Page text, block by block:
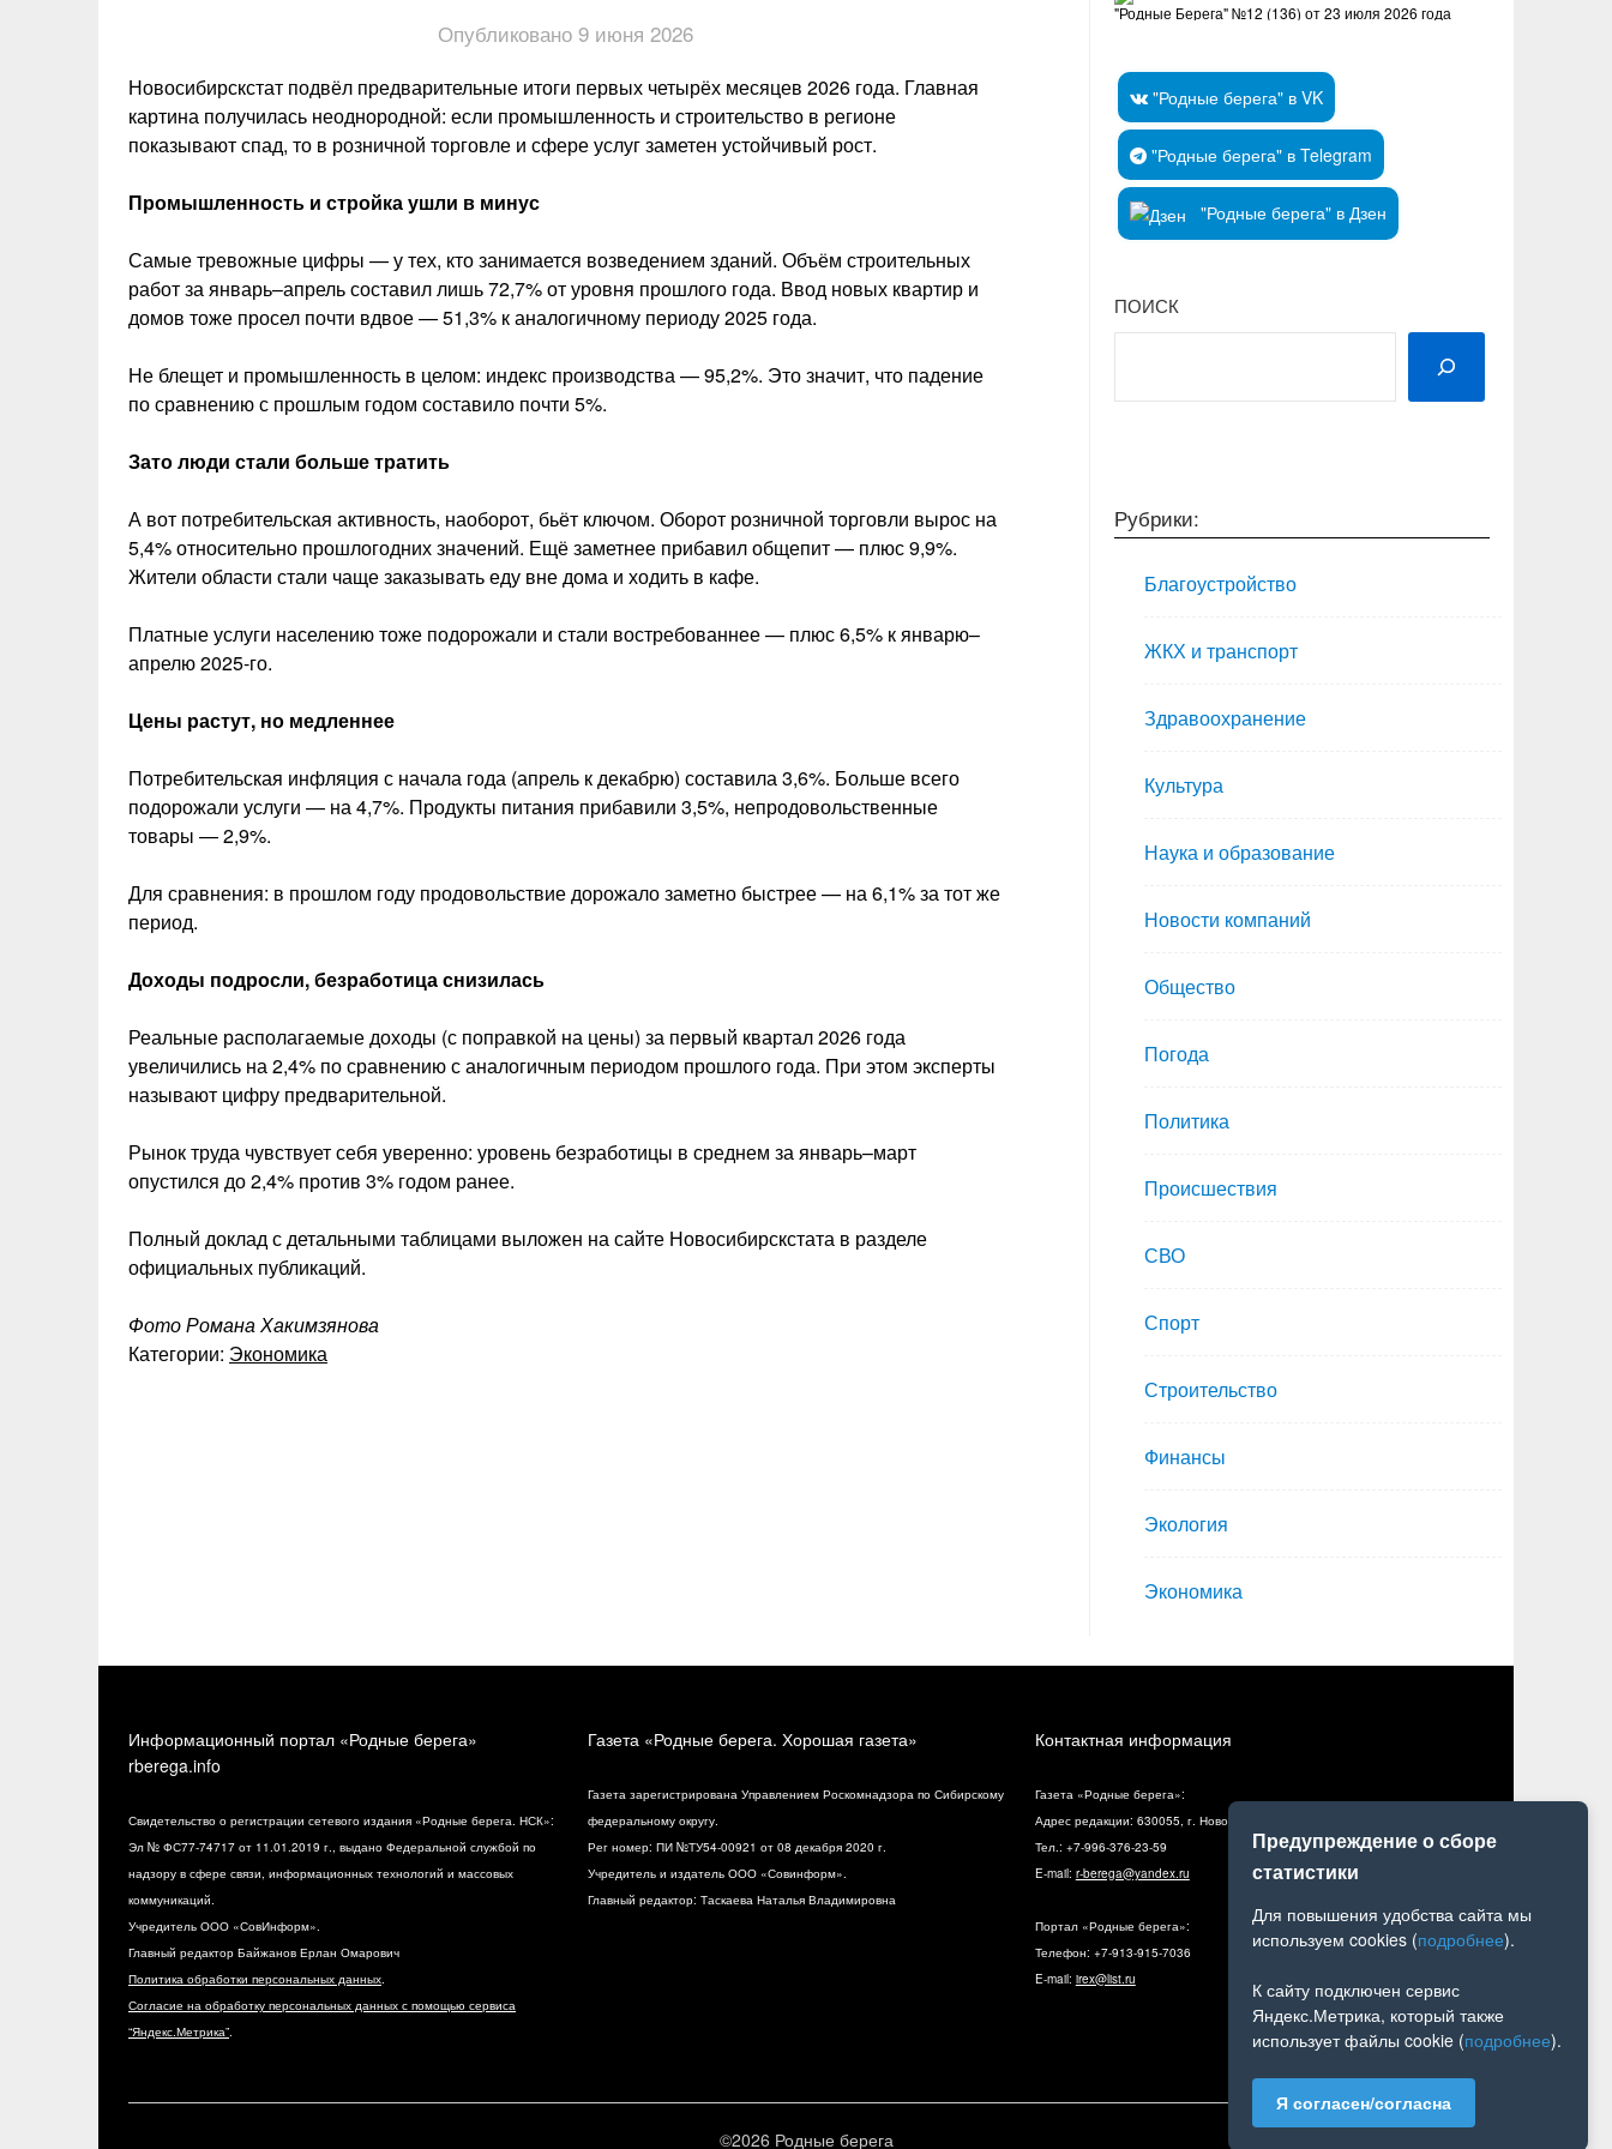
Опубликовано 9 июня 2026
Новосибирскстат подвёл предварительные итоги первых четырёх месяцев 2026 года. Главная
картина получилась неоднородной: если промышленность и строительство в регионе
показывают спад, то в розничной торговле и сфере услуг заметен устойчивый рост.
Промышленность и стройка ушли в минус
Самые тревожные цифры — у тех, кто занимается возведением зданий. Объём строительных
работ за январь–апрель составил лишь 72,7% от уровня прошлого года. Ввод новых квартир и
домов тоже просел почти вдвое — 51,3% к аналогичному периоду 2025 года.
Не блещет и промышленность в целом: индекс производства — 95,2%. Это значит, что падение
по сравнению с прошлым годом составило почти 5%.
Зато люди стали больше тратить
А вот потребительская активность, наоборот, бьёт ключом. Оборот розничной торговли вырос на
5,4% относительно прошлогодних значений. Ещё заметнее прибавил общепит — плюс 9,9%.
Жители области стали чаще заказывать еду вне дома и ходить в кафе.
Платные услуги населению тоже подорожали и стали востребованнее — плюс 6,5% к январю–
апрелю 2025‑го.
Цены растут, но медленнее
Потребительская инфляция с начала года (апрель к декабрю) составила 3,6%. Больше всего
подорожали услуги — на 4,7%. Продукты питания прибавили 3,5%, непродовольственные
товары — 2,9%.
Для сравнения: в прошлом году продовольствие дорожало заметно быстрее — на 6,1% за тот же
период.
Доходы подросли, безработица снизилась
Реальные располагаемые доходы (с поправкой на цены) за первый квартал 2026 года
увеличились на 2,4% по сравнению с аналогичным периодом прошлого года. При этом эксперты
называют цифру предварительной.
Рынок труда чувствует себя уверенно: уровень безработицы в среднем за январь–март
опустился до 2,4% против 3% годом ранее.
Полный доклад с детальными таблицами выложен на сайте Новосибирскстата в разделе
официальных публикаций.
Фото Романа Хакимзянова
Категории: Экономика
"Родные Берега" №12 (136) от 23 июля 2026 года
"Родные берега" в VK
"Родные берега" в Telegram
"Родные берега" в Дзен
ПОИСК
Рубрики:
Благоустройство
ЖКХ и транспорт
Здравоохранение
Культура
Наука и образование
Новости компаний
Общество
Погода
Политика
Происшествия
СВО
Спорт
Строительство
Финансы
Экология
Экономика
Информационный портал «Родные берега»
rberega.info
Свидетельство о регистрации сетевого издания «Родные берега. НСК»:
Эл № ФС77-74717 от 11.01.2019 г., выдано Федеральной службой по
надзору в сфере связи, информационных технологий и массовых
коммуникаций.
Учредитель ООО «СовИнформ».
Главный редактор Байжанов Ерлан Омарович
Политика обработки персональных данных.
Согласие на обработку персональных данных с помощью сервиса
“Яндекс.Метрика”.
Газета «Родные берега. Хорошая газета»
Газета зарегистрирована Управлением Роскомнадзора по Сибирскому
федеральному округу.
Рег номер: ПИ №ТУ54-00921 от 08 декабря 2020 г.
Учредитель и издатель ООО «Совинформ».
Главный редактор: Таскаева Наталья Владимировна
Контактная информация
Газета «Родные берега»:
Адрес редакции: 630055, г. Новосибирск, ул. Разъездная, 10, оф. 5
Тел.: +7-996-376-23-59
E-mail: r-berega@yandex.ru
Портал «Родные берега»:
Телефон: +7-913-915-7036
E-mail: irex@list.ru
©2026 Родные берега
Предупреждение о сборе
статистики
Для повышения удобства сайта мы
используем cookies (подробнее).
К сайту подключен сервис
Яндекс.Метрика, который также
использует файлы cookie (подробнее).
Я согласен/согласна